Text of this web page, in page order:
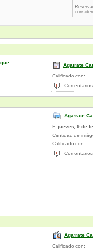
Agarrate
Calificado con:
Agarrate
El jueves, 9 de
Cantidad de
Calificado con:
Agarrate
Calificado con: